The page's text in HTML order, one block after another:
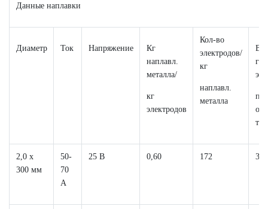
Данные наплавки
Диаметр Ток Напряжение
Кг
наплавл.
металла/
кг
электродов
Кол-во
электродов/
кг
наплавл.
металла
от
2,0 x
300 мм
50-
70
А
25 В 0,60 172 38